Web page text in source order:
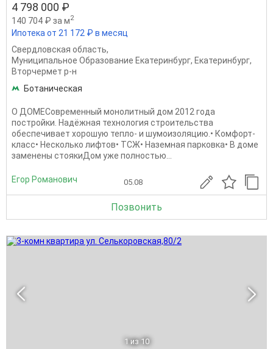
4 798 000 ₽
140 704 ₽ за м2
Ипотека от 21 172 ₽ в месяц
Свердловская область,
Муниципальное Образование Екатеринбург, Екатеринбург,
Вторчермет р-н
Ботаническая
О ДОМЕСовременный монолитный дом 2012 года
постройки. Надёжная технология строительства
обеспечивает хорошую тепло- и шумоизоляцию.• Комфорт-
класс• Несколько лифтов• ТСЖ• Наземная парковка• В доме
заменены стоякиДом уже полностью...
Егор Романович 05.08
Позвонить
1 из 10